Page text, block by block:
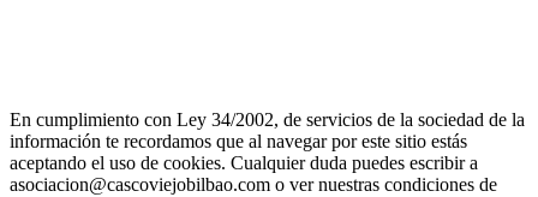
En cumplimiento con Ley 34/2002, de servicios de la sociedad de la
información te recordamos que al navegar por este sitio estás
aceptando el uso de cookies. Cualquier duda puedes escribir a
asociacion@cascoviejobilbao.com o ver nuestras condiciones de